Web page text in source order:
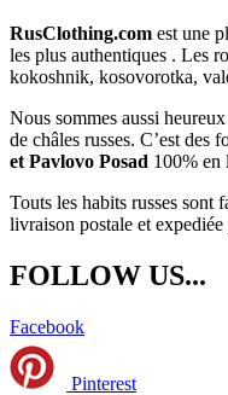
RusClothing.com est une
les plus authentiques . Les
kokoshnik, kosovorotka,
Nous sommes aussi
de châles russes. C’est des
et Pavlovo Posad 100% en
Touts les habits russes sont
livraison postale et
FOLLOW US...
Facebook
Pinterest